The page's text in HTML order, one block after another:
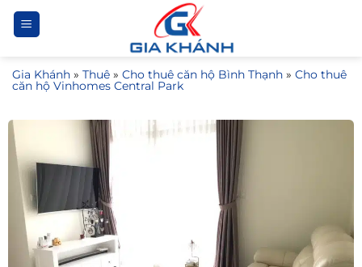
Bỏ
qua
dung
Gia Khánh » Thuê » Cho thuê căn hộ Bình Thạnh » Cho thuê
căn hộ Vinhomes Central Park